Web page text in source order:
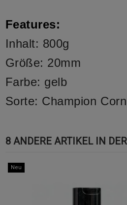
Features:
Inhalt: 800g
Größe: 20mm
Farbe: gelb
Sorte: Champion Corn
8 ANDERE ARTIKEL IN
Neu